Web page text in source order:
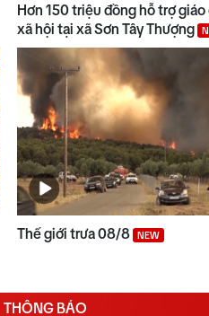
Hơn 150 triệu đồng hỗ trợ giáo
xã hội tại xã Sơn Tây Thượng
Thế giới trưa 08/8 NEW
THÔNG BÁO